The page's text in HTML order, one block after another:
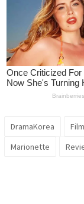
DramaKorea
Marionette